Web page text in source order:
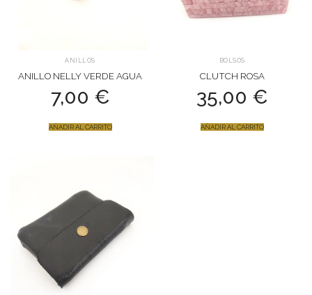
ANILLOS
ANILLO NELLY VERDE AGUA
7,00 €
AÑADIR AL CARRITO
BOLSOS
CLUTCH ROSA
35,00 €
AÑADIR AL CARRITO